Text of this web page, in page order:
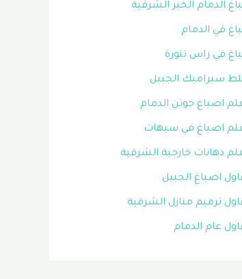
الدمام الخبر الشرقية
في الدمام
في راس تنورة
سيراميك الجبيل
اصباغ جوتن الدمام
اصباغ في سيهات
دهانات خارجية الشرقية
اصباغ الجبيل
ترميم منازل الشرقية
عام الدمام